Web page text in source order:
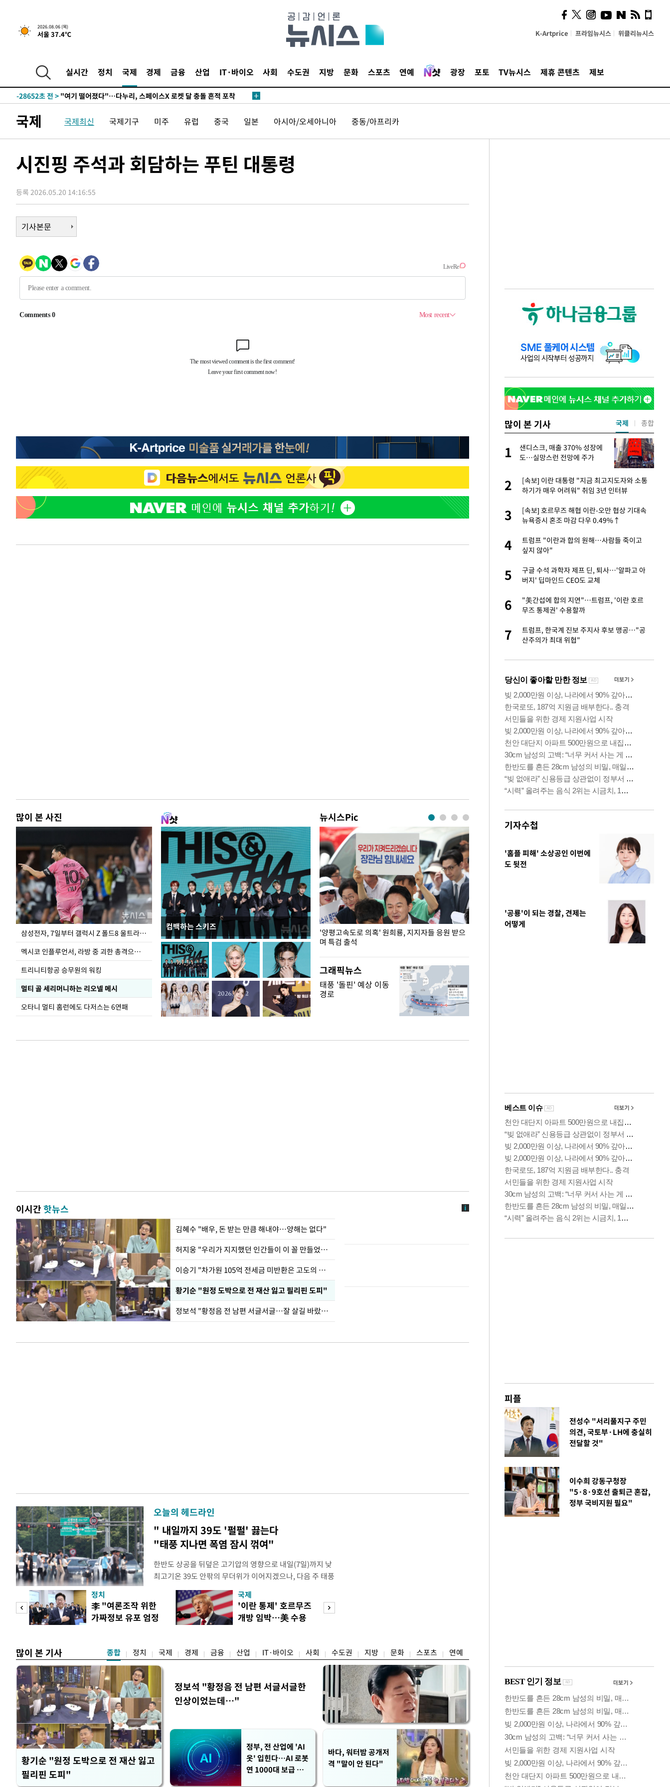
2026.08.06 (목)
서울 37.4℃ K-Artprice 프라임뉴시스 위클리뉴시스
실시간 정치 국제 경제 금융 산업 IT·바이오 사회 수도권 지방 문화 스포츠 연예 광장 포토 TV뉴시스 제휴 콘텐츠 제보
1시간 전 >[속보] 호르무즈 해협 이란-오만 협상 기대속 뉴욕증시 혼조 마감 다우
0.49%↑
-31258초 전 > [속보]코스닥, 800p 회복…0.26% 오른 801.67 마감
-31053초 전 >
[속보]원·달러 환율, 0.7원 내린 1423.8원 마감
-28652초 전 >
-25697초 전 > 손흥민, 5경기 연속골 실패…LAFC는 승부차기 끝 과달라하라 격파
-17935초 전 >
트럼프, 한국계 진보 주지사 후보 맹공…"공산주의가 최대 위협"
-17913초 전 >"美간섭에 합의 지연"…트럼프, '이란 호르무즈 통제권' 수용할까
-13130초 전 >[속보]경찰, '홍명보 선임 논란' 대한축구협회·축구회관 등 압수수
상
-12310초 전 >[속보]코스피 매도사이드카 발동…4%대 급락
-11582초 전 >[속보]전남광주 초대 시민추천 부시장에 백승주·윤난실
-9143초 전 >
-7710초 전 >[속보]코스닥, 2.15포인트(0.27%) 내린 797.44 출발
-4140초 전 > 6월 경상수지 497.3억 달러…두 달 연속 사상 최대
-4091초 전 >서울 낮 39도 '폭염중대경보'…40도 관측 가능성도
-1453초 전 >미 워싱턴주 스포캔 시의 통제불능 3개 산불, 방화선 일부 구축
0.49%↑
-31258초 전 >
"여기 떨어졌다"…다누리, 스페이스X 로켓 달 충돌 흔적 포착
손흥민, 5경기 연속골 실패…LAFC는 승부차기 끝 과달라하라 격파
-13130초 전 >
[속보]경찰, '홍명보 선임 논란' 대한축구협회·축구회관 등 압수수
색
-12517초 전 >[속보]산업장관 "美무역법 제301조 과잉생산 결과 발표 8월 중 예
-12310초 전 >
[속보]코스피 매도사이드카 발동…4%대 급락
-11582초 전 >[속보]전남광주 초대 시민추천 부시장에 백승주·윤난실
-9143초 전 >
서울 열대야 15일째 지속…비공식 '초열대야' 30도 넘어
-7710초 전 >
[속보]코스닥, 2.15포인트(0.27%) 내린 797.44 출발
-4140초 전 >6월 경상수지 497.3억 달러…두 달 연속 사상 최대
국제 국제최신 국제기구 미주 유럽 중국 일본 아시아/오세아니아 중동/아프리카
시진핑 주석과 회담하는 푸틴 대통령
등록 2026.05.20 14:16:55
기사본문
많이 본 사진
삼성전자, 7일부터 갤럭시 Z 폴드8 울트라·폴드8·플립8 출시
멕시코 인플루언서, 라방 중 괴한 총격으로 사망
트리니티항공 승무원의 워킹
멀티 골 세리머니하는 리오넬 메시
오타니 멀티 홈런에도 다저스는 6연패
컴백하는 스키즈
뉴시스Pic
이재명 대통령, "수사·기소 분리 관련 대비책 최
선 다해 강구해야"
'양평고속도로 의혹' 원희룡, 지지자들 응원 받으
며 특검 출석
장동혁 "李 대
하다"
그래픽뉴스
태풍 '돌핀' 예상 이동
경로
이시간핫뉴스
김혜수 "배우, 돈 받는 만큼 해내야…양해는 없다"
허지웅 "우리가 지지했던 인간들이 이 꼴 만들었다"
이승기 "차가원 105억 전세금 미반환은 고도의 사기"
황기순 "원정 도박으로 전 재산 잃고 필리핀 도피"
정보석 "황정음 전 남편 서글서글…잘 살길 바랐는데"
오늘의 헤드라인
" 내일까지 39도 '펄펄' 끓는다
"태풍 지나면 폭염 잠시 꺾여"
한반도 상공을 뒤덮은 고기압의 영향으로 내일(7일)까지 낮
최고기온 39도 안팎의 무더위가 이어지겠으나, 다음 주 태풍
'돌핀'이 지나며 기압계가 재편되는 과정에서 폭염이 일시적
으로 주춤할 것으로 기상청은 내다봤다. 기상청은 6일 오전
정례 브리핑을 열고 이같이 밝혔다. 이광연 기상청 예보분석
관은 "상층까지 잘 연결된 고기압이 한반도에 자리잡고 있
정치
李 "여론조작 위한
가짜정보 유포 엄정
국제
'이란 통제' 호르무즈
개방 임박…美 수용
많이 본 기사 종합 정치 국제 경제 금융 산업 IT·바이오 사회 수도권 지방 문화 스포츠 연예
황기순 "원정 도박으로 전 재산 잃고
필리핀 도피"
정보석 "황정음 전 남편 서글서글한
인상이었는데…"
정부, 전 산업에 'AI
옷' 입힌다…AI 로봇
연 1000대 보급 추
바다, 워터밤 공개저
격 "말이 안 된다"
많이 본 기사
황기순 "원정 도박으로 전 재
산 잃고 필리핀 도피"
2
었는데…"
3
정부, 전 산업에 'AI 옷' 입힌다…AI 로봇 연
1000대 보급 추진
4
1
샌디스크, 매출 370% 성장에
도…실망스런 전망에 주가
2
[속보] 이란 대통령 "지금 최고지도자와 소통
하기가 매우 어려워" 취임 3년 인터뷰
3
[속보] 호르무즈 해협 이란-오만 협상 기대속
뉴욕증시 혼조 마감 다우 0.49%↑
4
트럼프 "이란과 합의 원해…사람들 죽이고
싶지 않아"
5
구글 수석 과학자 제프 딘, 퇴사…'알파고 아
버지' 딥마인드 CEO도 교체
6
"美간섭에 합의 지연"…트럼프, '이란 호르
무즈 통제권' 수용할까
7
트럼프, 한국계 진보 주지사 후보 맹공…"공
산주의가 최대 위협"
국제 종합
기자수첩
'홈플 피해' 소상공인 이번에
도 뒷전
'공룡'이 되는 경찰, 견제는
어떻게
피플
전성수 "서리풀지구 주민
의견, 국토부·LH에 충실히
전달할 것"
이수희 강동구청장
"5·8·9호선 출퇴근 혼잡,
정부 국비지원 필요"